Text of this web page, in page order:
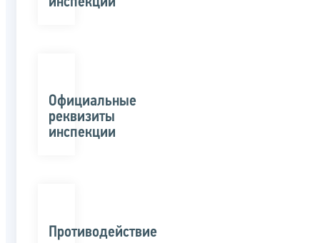
Официальные
реквизиты
инспекции
Противодействие